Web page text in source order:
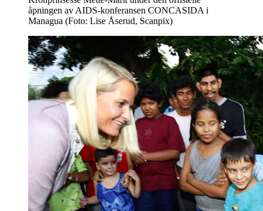
åpningen av AIDS-konferansen CONCASIDA i
Managua (Foto: Lise Åserud, Scanpix)